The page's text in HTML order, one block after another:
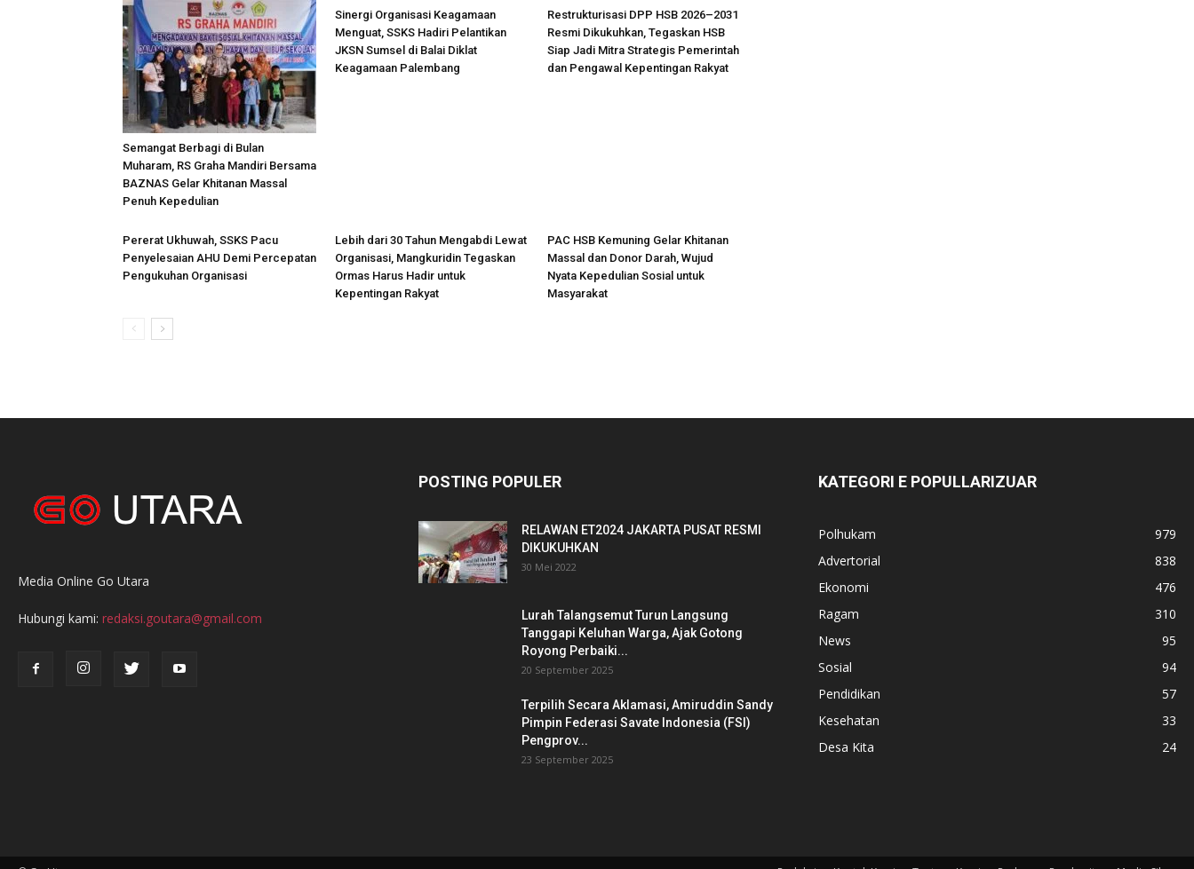
Semangat Berbagi di Bulan
Muharam, RS Graha Mandiri Bersama
BAZNAS Gelar Khitanan Massal
Penuh Kepedulian
Sinergi Organisasi Keagamaan
Menguat, SSKS Hadiri Pelantikan
JKSN Sumsel di Balai Diklat
Keagamaan Palembang
Restrukturisasi DPP HSB 2026–2031
Resmi Dikukuhkan, Tegaskan HSB
Siap Jadi Mitra Strategis Pemerintah
dan Pengawal Kepentingan Rakyat
Pererat Ukhuwah, SSKS Pacu
Penyelesaian AHU Demi Percepatan
Pengukuhan Organisasi
Lebih dari 30 Tahun Mengabdi Lewat
Organisasi, Mangkuridin Tegaskan
Ormas Harus Hadir untuk
Kepentingan Rakyat
PAC HSB Kemuning Gelar Khitanan
Massal dan Donor Darah, Wujud
Nyata Kepedulian Sosial untuk
Masyarakat
Media Online Go Utara
Hubungi kami: redaksi.goutara@gmail.com
POSTING POPULER
RELAWAN ET2024 JAKARTA PUSAT RESMI
DIKUKUHKAN
30 Mei 2022
Lurah Talangsemut Turun Langsung
Tanggapi Keluhan Warga, Ajak Gotong
Royong Perbaiki...
20 September 2025
Terpilih Secara Aklamasi, Amiruddin Sandy
Pimpin Federasi Savate Indonesia (FSI)
Pengprov...
23 September 2025
KATEGORI E POPULLARIZUAR
Polhukam
979
Advertorial
838
Ekonomi
476
Ragam
310
News
95
Sosial
94
Pendidikan
57
Kesehatan
33
Desa Kita
24